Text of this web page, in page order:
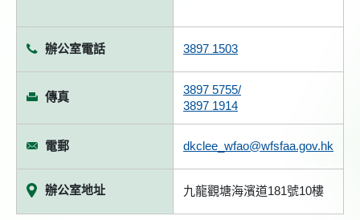
辦公室電話 3897 1503
傳真
3897 5755/
3897 1914
電郵 dkclee_wfao@wfsfaa.gov.hk
辦公室地址 九龍觀塘海濱道181號10樓